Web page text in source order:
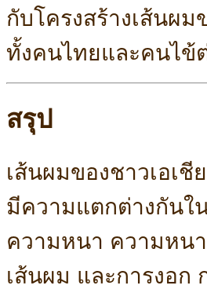
กับโครงสร้างเส้นผ
ทั้งคนไทยและคนไข้
สรุป
เส้นผมของชาวเอเชี
มีความแตกต่างกันใ
ความหนา ความหน
เส้นผม และการงอก